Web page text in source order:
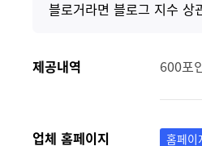
블로거라면 블로그 지수 상
제공내역 600포
업체 홈페이지 홈페이